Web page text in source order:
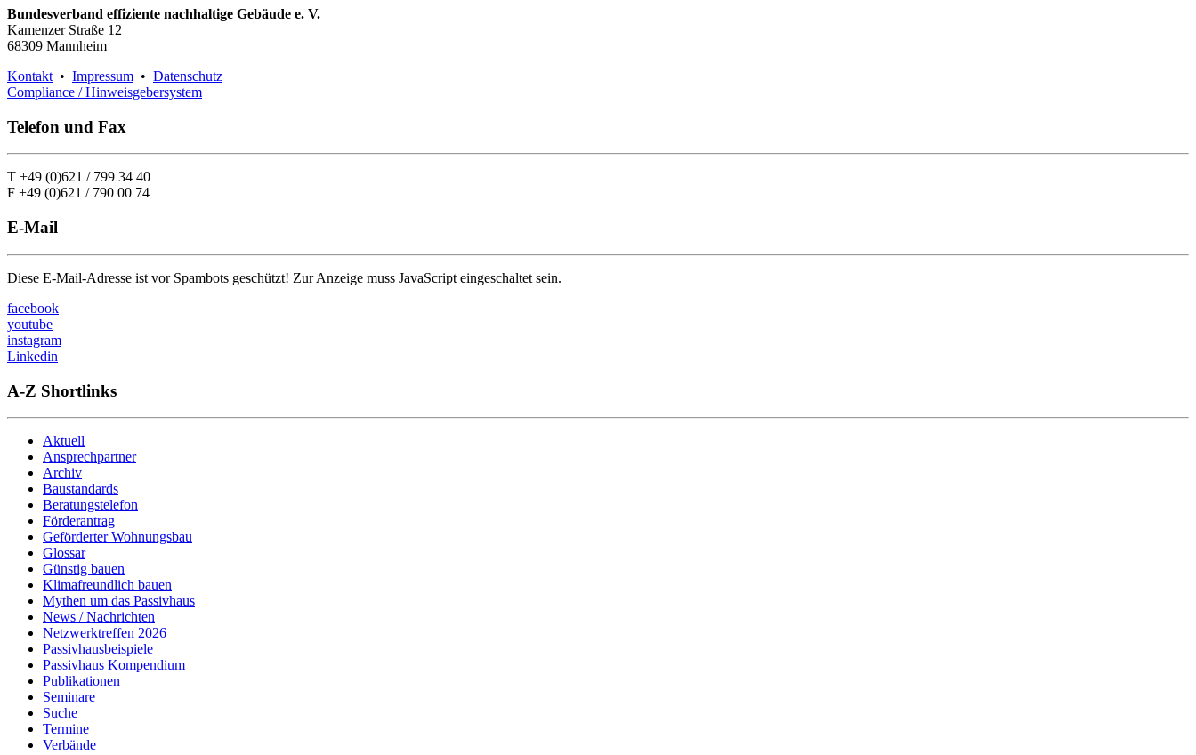
Bundesverband effiziente nachhaltige Gebäude e. V.
Kamenzer Straße 12
68309 Mannheim
Kontakt • Impressum • Datenschutz
Compliance / Hinweisgebersystem
Telefon und Fax
T +49 (0)621 / 799 34 40
F +49 (0)621 / 790 00 74
E-Mail
Diese E-Mail-Adresse ist vor Spambots geschützt! Zur Anzeige muss JavaScript eingeschaltet sein.
facebook
youtube
instagram
Linkedin
A-Z Shortlinks
Aktuell
Ansprechpartner
Archiv
Baustandards
Beratungstelefon
Förderantrag
Geförderter Wohnungsbau
Glossar
Günstig bauen
Klimafreundlich bauen
Mythen um das Passivhaus
News / Nachrichten
Netzwerktreffen 2026
Passivhausbeispiele
Passivhaus Kompendium
Publikationen
Seminare
Suche
Termine
Verbände